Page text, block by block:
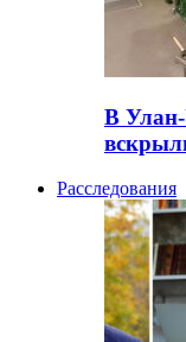
В Улан-
Расследования